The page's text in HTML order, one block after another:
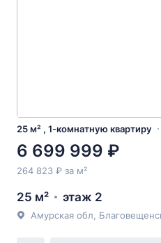
25 м² , 1-комнатную квартиру
6 699 999 ₽
264 823 ₽ за м²
25 м² этаж 2
Амурская обл,